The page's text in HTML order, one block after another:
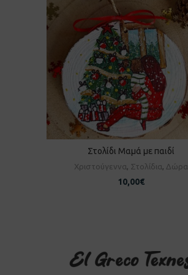
ΠΡΟΣΘΉΚΗ ΣΤΟ ΚΑΛΆΘΙ
Στολίδι Μαμά με παιδί
Χριστούγεννα, Στολίδια, Δώρα
10,00€